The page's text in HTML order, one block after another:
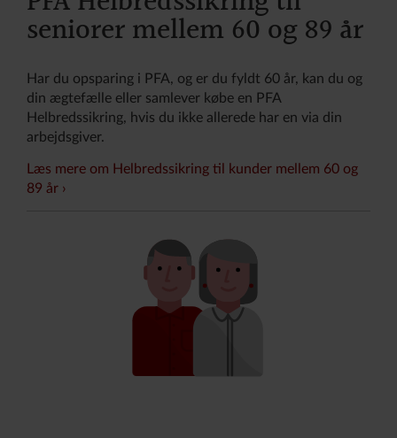
seniorer mellem 60 og 89 år
Har du opsparing i PFA, og er du fyldt 60 år, kan du og
din ægtefælle eller samlever købe en PFA
Helbredssikring, hvis du ikke allerede har en via din
arbejdsgiver.
Læs mere om Helbredssikring til kunder mellem 60 og
89 år